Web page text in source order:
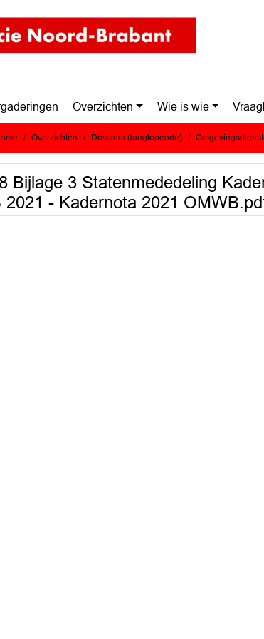
Overzichten Wie is wie
Overzichten Dossiers (langlopende)
Bijlage 3 Statenmededeling
2021 - Kadernota 2021